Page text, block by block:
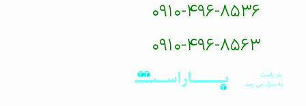
۰۹۱۰-۴۹۶-۸۵۳۶
۰۹۱۰-۴۹۶-۸۵۶۳